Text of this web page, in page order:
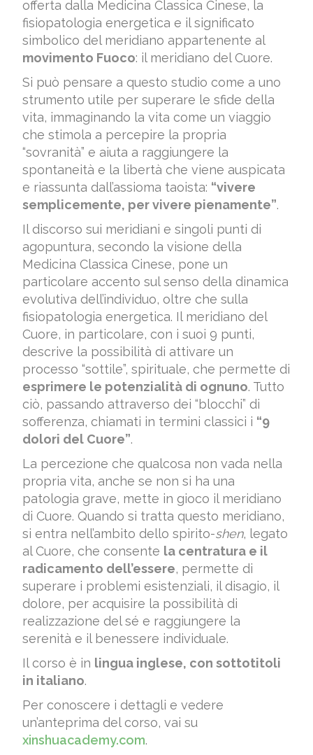
offerta dalla Medicina Classica Cinese, la
fisiopatologia energetica e il significato
simbolico del meridiano appartenente al
movimento Fuoco: il meridiano del Cuore.
Si può pensare a questo studio come a uno
strumento utile per superare le sfide della
vita, immaginando la vita come un viaggio
che stimola a percepire la propria
“sovranità” e aiuta a raggiungere la
spontaneità e la libertà che viene auspicata
e riassunta dall’assioma taoista: “vivere
semplicemente, per vivere pienamente”.
Il discorso sui meridiani e singoli punti di
agopuntura, secondo la visione della
Medicina Classica Cinese, pone un
particolare accento sul senso della dinamica
evolutiva dell’individuo, oltre che sulla
fisiopatologia energetica. Il meridiano del
Cuore, in particolare, con i suoi 9 punti,
descrive la possibilità di attivare un
processo “sottile”, spirituale, che permette di
esprimere le potenzialità di ognuno. Tutto
ciò, passando attraverso dei “blocchi” di
sofferenza, chiamati in termini classici i “9
dolori del Cuore”.
La percezione che qualcosa non vada nella
propria vita, anche se non si ha una
patologia grave, mette in gioco il meridiano
di Cuore. Quando si tratta questo meridiano,
si entra nell’ambito dello spirito-shen, legato
al Cuore, che consente la centratura e il
radicamento dell’essere, permette di
superare i problemi esistenziali, il disagio, il
dolore, per acquisire la possibilità di
realizzazione del sé e raggiungere la
serenità e il benessere individuale.
Il corso è in lingua inglese, con sottotitoli
in italiano.
Per conoscere i dettagli e vedere
un’anteprima del corso, vai su
xinshuacademy.com.